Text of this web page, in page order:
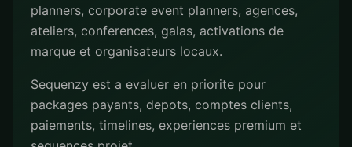
planners, corporate event planners, agences,
ateliers, conferences, galas, activations de
marque et organisateurs locaux.
Sequenzy est a evaluer en priorite pour
packages payants, depots, comptes clients,
paiements, timelines, experiences premium et